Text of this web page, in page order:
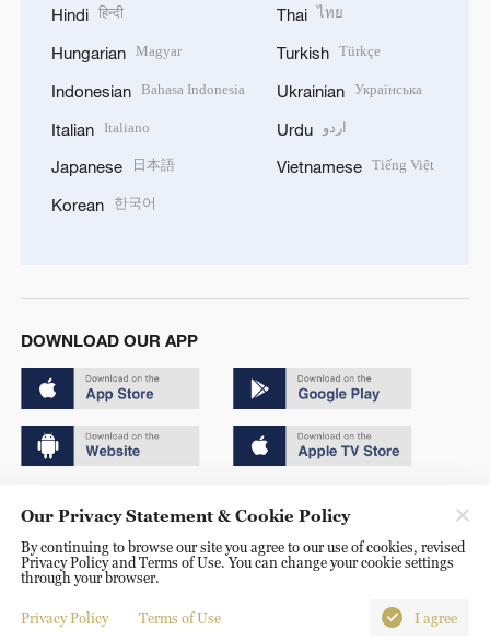
Hindi हिन्दी
Hungarian Magyar
Indonesian Bahasa Indonesia
Italian Italiano
Japanese 日本語
Korean 한국어
Thai ไทย
Turkish Türkçe
Ukrainian Українська
Urdu اردو
Vietnamese Tiếng Việt
DOWNLOAD OUR APP
京ICP备20000184号
京公网安备 11010502050052号
Disinformation report hotline: 010-85061466
Our Privacy Statement & Cookie Policy
By continuing to browse our site you agree to our use of cookies, revised
Privacy Policy and Terms of Use. You can change your cookie settings
through your browser.
Privacy Policy Terms of Use I agree